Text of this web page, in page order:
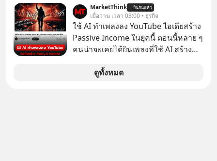
กิจการครั้งประวัติศาสตร์? ยักษ์ใหญ่
ตั้งใจซื้อไปพัฒนาต่อ หรือแค่ซื้อไป “ฆ่า”
ให้พ้นทางกันแน่? และทำไมจุดจบของ
เรื่องนี้ ถึงเป็นการฆาตกรรมแบบสโลว์
โมชันที่ไม่มีแม้แต่ศพให้เห็น? เลือกฟัง
ติดตาม PodCast ช่อง Geek Forever’s
รายจ่ายประจำปี 2568 ซึ่งมากที่สุดเป็น
อันดับ 2 รองจากกระทรวงการคลัง
MarketThink ยืนยันแล้ว
เมื่อวาน เวลา 03:00 • ธุรกิจ
ใช้ AI ทำเพลงลง YouTube ไอเดียสร้าง
Passive Income ในยุคนี้ ตอนนี้หลาย ๆ
คนน่าจะเคยได้ยินเพลงที่ใช้ AI สร้าง
รู้ตัวเรา” จากช่องชื่อว่า UNHEARD
ดูทั้งหมด